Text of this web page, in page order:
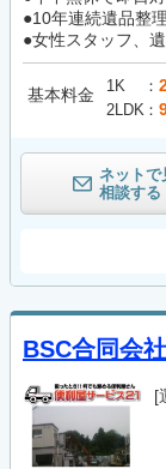
●10年連続遺品整
●女性スタッフ、遺
基本料金 1K
2LDK
ネットで
相談する
BSC合同会
[